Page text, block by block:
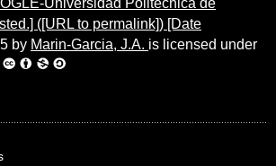
Universidad Politécnica de
([URL to permalink]) [Date
by Marin-Garcia, J.A. is licensed under